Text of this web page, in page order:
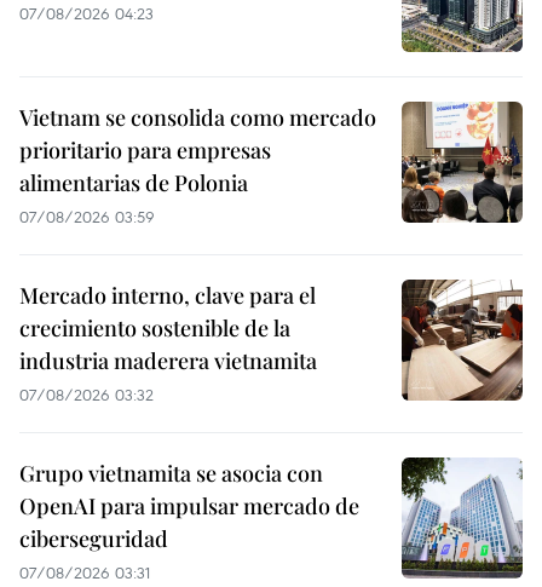
07/08/2026 04:23
Vietnam se consolida como mercado
prioritario para empresas
alimentarias de Polonia
07/08/2026 03:59
Mercado interno, clave para el
crecimiento sostenible de la
industria maderera vietnamita
07/08/2026 03:32
Grupo vietnamita se asocia con
OpenAI para impulsar mercado de
ciberseguridad
07/08/2026 03:31